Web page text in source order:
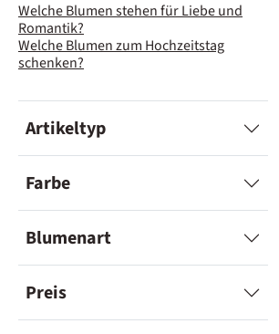
Welche Blumen stehen für Liebe und
Romantik?
Welche Blumen zum Hochzeitstag
schenken?
Artikeltyp
Farbe
Blumenart
Preis